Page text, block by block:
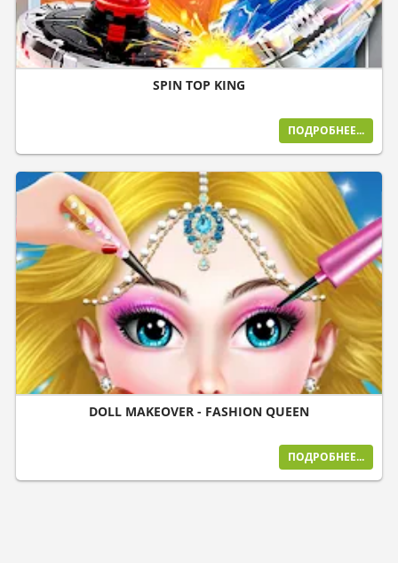
SPIN TOP KING
ПОДРОБНЕЕ...
DOLL MAKEOVER - FASHION QUEEN
ПОДРОБНЕЕ...